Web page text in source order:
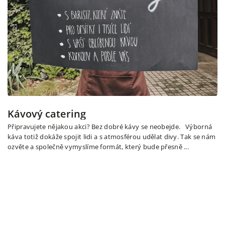
Kávový catering
Připravujete nějakou akci? Bez dobré kávy se neobejde. Výborná
káva totiž dokáže spojit lidi a s atmosférou udělat divy. Tak se nám
ozvěte a společně vymyslíme formát, který bude přesně ...